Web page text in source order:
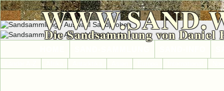
Die Sandsammlung von Daniel